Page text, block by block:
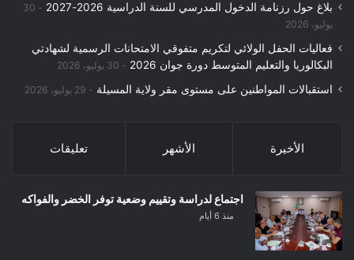
بلاغ حول رزنامة الدخول المدرسي للسنة الدراسية 2026-2027
30
يوليو، 2026
فعاليات الحفل الولائي لتكريم متفوقي الامتحانات الرسمية لشهادتي
البكالوريا والتعليم المتوسط دورة جوان 2026
30 يوليو، 2026
استقبالات المواطنين على مستوى مقر ولاية المسيلة 29 يوليو، 2026
الأخيرة الأشهر تعليقات
اجتماع لدراسة وتقييم وضعية توفر الخضر والفواكه
منذ 6 أيام